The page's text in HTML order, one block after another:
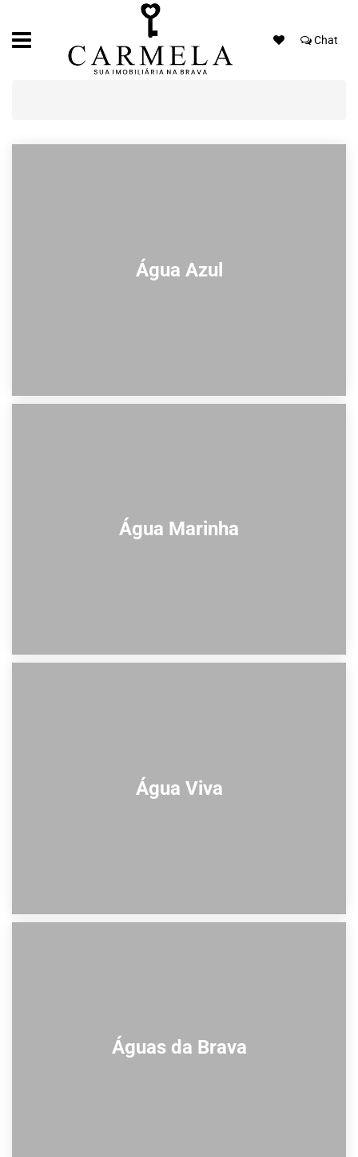
Chat
Água Azul
Água Marinha
Água Viva
Águas da Brava